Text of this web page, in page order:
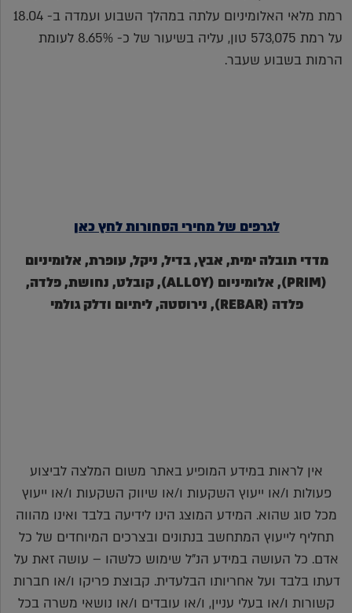
רמת מלאי האלומיניום עלתה במהלך השבוע ועמדה ב- 18.04
על רמת 573,075 טון, עליה בשיעור של כ- 8.65% לעומת
הרמות בשבוע שעבר.
לגרפים של מחירי הסחורות לחץ כאן
מדדי תובלה ימית, אבץ, בדיל, ניקל, עופרת, אלומיניום
(PRIM), אלומיניום (ALLOY), קובלט, נחושת, פלדה,
פלדה (REBAR), נירוסטה, ליתיום ודלק גולמי
אין לראות במידע המופיע באתר משום המלצה לביצוע
פעולות ו/או ייעוץ השקעות ו/או שיווק השקעות ו/או ייעוץ
מכל סוג שהוא. המידע המוצג הינו לידיעה בלבד ואינו מהווה
תחליף לייעוץ המתחשב בנתונים ובצרכים המיוחדים של כל
אדם. כל העושה במידע הנ"ל שימוש כלשהו – עושה זאת על
דעתו בלבד ועל אחריותו הבלעדית. קבוצת פריקו ו/או חברות
קשורות ו/או בעלי עניין, ו/או עובדים ו/או נושאי משרה בכל